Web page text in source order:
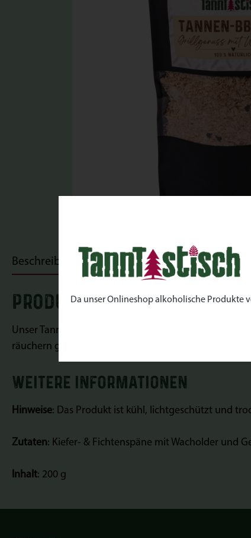
Beschreibung Bewertungen
PRODUKTINFORMATIONEN
Unser Tannen-BBQ-Mix
bringt den Wald direkt auf
räuchern geeignet. Optimal für Räucher- und/oder
WEITERE INFORMATIONEN
Hinweise: Das Produkt ist kühl, lichtgeschützt und
Zutaten: Kiefer- & Fichtenspäne mit Wacholder und
Inhalt: 200 g
Da unser Onlineshop alkoholische Produkte